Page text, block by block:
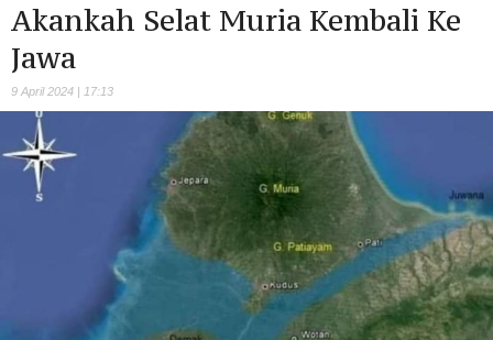
Akankah Selat Muria Kembali Ke
Jawa
9 April 2024 | 17:13